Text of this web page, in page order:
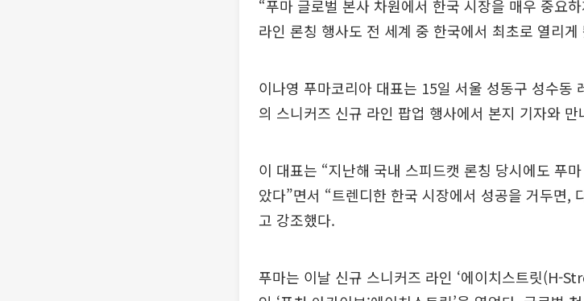
“푸마 글로벌 본사 차원에서 한국 시장을 매우 중요
라인 론칭 행사도 전 세계 중 한국에서 최초로 열리게
이나영 푸마코리아 대표는 15일 서울 성동구 성수동
의 스니커즈 신규 라인 팝업 행사에서 본지 기자와
이 대표는 “지난해 국내 스피드캣 론칭 당시에도 푸
았다”면서 “트렌디한 한국 시장에서 성공을 거두면,
고 강조했다.
푸마는 이날 신규 스니커즈 라인 ‘에이치스트릿(H-